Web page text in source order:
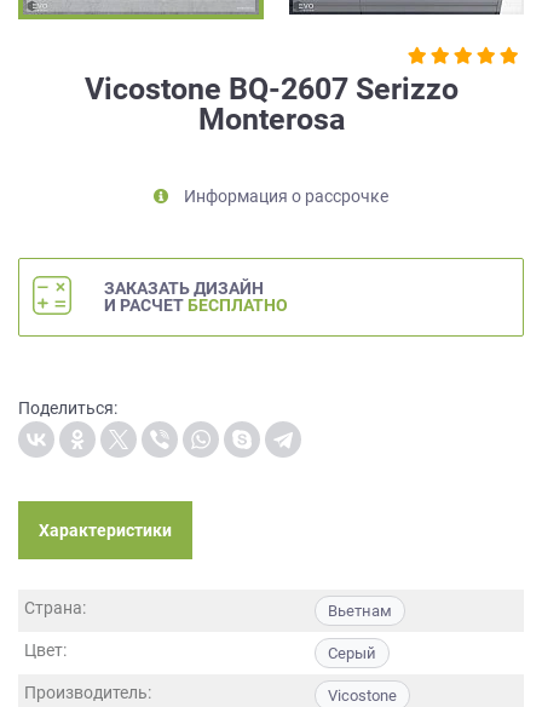
Vicostone BQ-2607 Serizzo
Monterosa
Информация о рассрочке
ЗАКАЗАТЬ ДИЗАЙН
И РАСЧЕТ БЕСПЛАТНО
Поделиться:
Характеристики
Страна: Вьетнам
Цвет: Серый
Производитель: Vicostone
на
метрическими
условиях
обработки
персональных